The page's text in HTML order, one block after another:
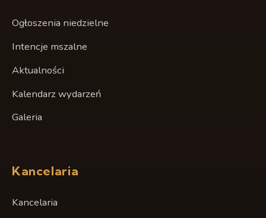
Ogłoszenia niedzielne
Intencje mszalne
Aktualności
Kalendarz wydarzeń
Galeria
Kancelaria
Kancelaria